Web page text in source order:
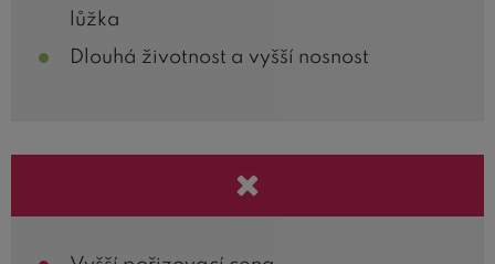
lůžka
Dlouhá životnost a vyšší nosnost